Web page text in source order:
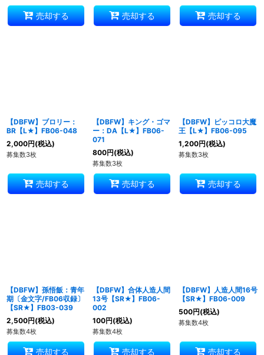
売却する 売却する 売却する
【DBFW】ブロリー：
BR【L★】FB06-048
2,000円(税込)
募集数3枚
売却する
【DBFW】キング・ゴマ
ー：DA【L★】FB06-
071
800円(税込)
募集数3枚
売却する
【DBFW】ピッコロ大魔
王【L★】FB06-095
1,200円(税込)
募集数3枚
売却する
【DBFW】孫悟飯：青年
期〔金文字/FB06収録〕
【SR★】FB03-039
2,500円(税込)
募集数4枚
売却する
【DBFW】合体人造人間
13号【SR★】FB06-
002
100円(税込)
募集数4枚
売却する
【DBFW】人造人間16号
【SR★】FB06-009
500円(税込)
募集数4枚
売却する